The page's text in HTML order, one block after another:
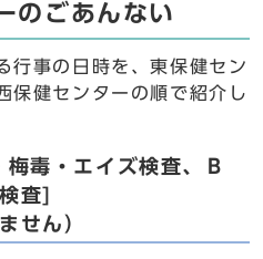
ごあんない
行事の日時を、東保健セン
保健センターの順で紹介し
毒・エイズ検査、Ｂ
査]
せん）